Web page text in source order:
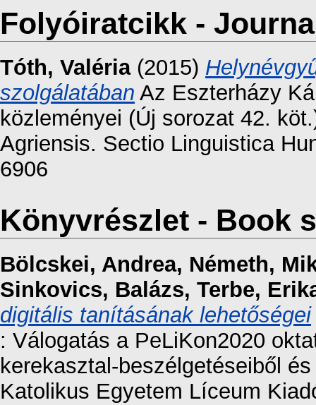
Folyóiratcikk -
Tóth, Valéria(2015)
szolgálatában Az Eszterházy
közleményei (Új sorozat 42.
Agriensis. Sectio Linguistica
6906
Könyvrészlet - Book
Bölcskei, Andrea, Németh,
Sinkovics, Balázs, Terbe,
digitális tanításának lehetőségei
: Válogatás a PeLiKon2020
kerekasztal-beszélgetéseiből
Katolikus Egyetem Líceum